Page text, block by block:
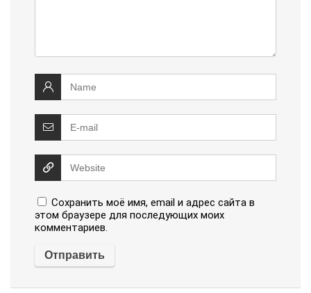
Сохранить моё имя, email и адрес сайта в
этом браузере для последующих моих
комментариев.